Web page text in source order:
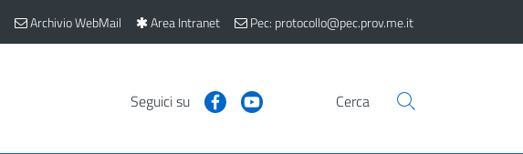
Archivio WebMail Area Intranet Pec: protocollo@pec.prov.me.it
Seguici su Cerca